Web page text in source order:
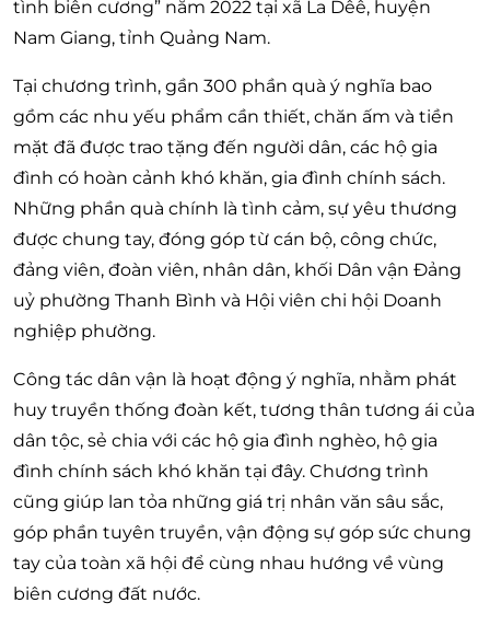
tình biên cương” năm 2022 tại xã La Dêê, huyện
Nam Giang, tỉnh Quảng Nam.
Tại chương trình, gần 300 phần quà ý nghĩa bao
gồm các nhu yếu phẩm cần thiết, chăn ấm và tiền
mặt đã được trao tặng đến người dân, các hộ gia
đình có hoàn cảnh khó khăn, gia đình chính sách.
Những phần quà chính là tình cảm, sự yêu thương
được chung tay, đóng góp từ cán bộ, công chức,
đảng viên, đoàn viên, nhân dân, khối Dân vận Đảng
uỷ phường Thanh Bình và Hội viên chi hội Doanh
nghiệp phường.
Công tác dân vận là hoạt động ý nghĩa, nhằm phát
huy truyền thống đoàn kết, tương thân tương ái của
dân tộc, sẻ chia với các hộ gia đình nghèo, hộ gia
đình chính sách khó khăn tại đây. Chương trình
cũng giúp lan tỏa những giá trị nhân văn sâu sắc,
góp phần tuyên truyền, vận động sự góp sức chung
tay của toàn xã hội để cùng nhau hướng về vùng
biên cương đất nước.